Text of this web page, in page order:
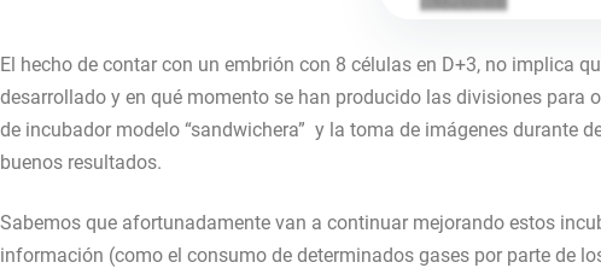
El hecho de contar con un embrión con 8 células en D+3, no implica
desarrollado y en qué momento se han producido las divisiones para
de incubador modelo “sandwichera” y la toma de imágenes durante
buenos resultados.
Sabemos que afortunadamente van a continuar mejorando estos
información (como el consumo de determinados gases por parte de